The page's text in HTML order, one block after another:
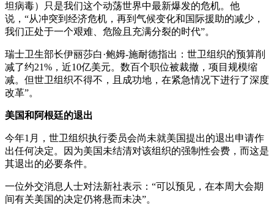
坦病毒）只是我们这个动荡世界中最新爆发的危机。他
说，“从冲突到经济危机，再到气候变化和国际援助的减少，
我们正处于一个艰难、危险且充满分裂的时代”。
瑞士卫生部长伊丽莎白·鲍姆-施耐德指出：世卫组织的预算削
减了约21%，近10亿美元。数百个职位被裁撤，项目规模缩
减。但世卫组织不得不，且成功地，在紧急情况下进行了深度
改革”。
美国和阿根廷的退出
今年1月，世卫组织执行委员会尚未就美国提出的退出申请作
出任何决定。因为美国未结清对该组织的强制性会费，而这是
其退出的必要条件。
一位外交消息人士对法新社表示：“可以预见，在本周大会期
间有关美国的决定仍将悬而未决”。